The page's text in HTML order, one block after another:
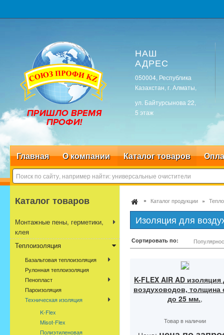
НАШ
АДРЕС
050004, Республика
Казахстан, г. Алматы,
ул. Байтурсынова 22,
5 этаж
Главная О компании Каталог товаров
Каталог продукции
Изоляция для
Сортировать по:
K-FLEX AIR AD изоляция
воздуховодов, толщина
до 25 мм.,
Товар в наличии
Каталог товаров
Монтажные пены, герметики,
клея
Теплоизоляция
Базальтовая теплоизоляция
Рулонная теплоизоляция
Пенопласт
Пароизоляция
Техническая изоляция
K-Flex
Misot-Flex
Полиэтиленовая